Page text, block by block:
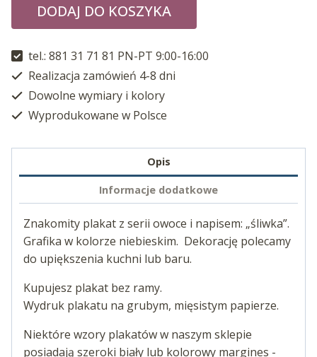
DODAJ DO KOSZYKA
tel.: 881 31 71 81 PN-PT 9:00-16:00
Realizacja zamówień 4-8 dni
Dowolne wymiary i kolory
Wyprodukowane w Polsce
Opis
Informacje dodatkowe
Znakomity plakat z serii owoce i napisem: „śliwka”.
Grafika w kolorze niebieskim. Dekorację polecamy
do upiększenia kuchni lub baru.
Kupujesz plakat bez ramy.
Wydruk plakatu na grubym, mięsistym papierze.
Niektóre wzory plakatów w naszym sklepie
posiadają szeroki biały lub kolorowy margines -